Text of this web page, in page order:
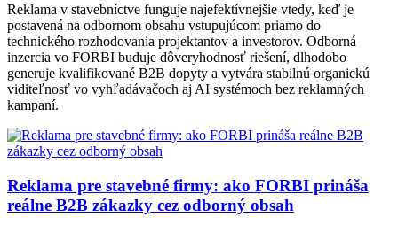
Reklama v stavebníctve funguje najefektívnejšie vtedy, keď je
postavená na odbornom obsahu vstupujúcom priamo do
technického rozhodovania projektantov a investorov. Odborná
inzercia vo FORBI buduje dôveryhodnosť riešení, dlhodobo
generuje kvalifikované B2B dopyty a vytvára stabilnú organickú
viditeľnosť vo vyhľadávačoch aj AI systémoch bez reklamných
kampaní.
Reklama pre stavebné firmy: ako FORBI prináša
reálne B2B zákazky cez odborný obsah